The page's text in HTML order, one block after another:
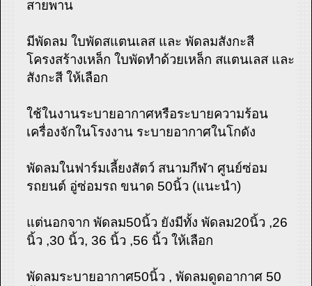
สายพาน
มีพัดลม ใบพัดสแตนเลส และ พัดลมสังกะสี
โครงสร้างเหล็ก ใบพัดทำด้วยเหล็ก สแตนเลส และ
สังกะสี ให้เลือก
ใช้ในงานระบายอากาศหรือระบายความร้อน
เครื่องจักในโรงงาน ระบายอากาศในโกดัง
พัดลมในฟาร์มเลี้ยงสัตว์ สนามกีฬา ศูนย์ซ่อม
รถยนต์ อู่ซ่อมรถ ขนาด 50นิ้ว (แนะนำ)
แต่นอกจาก พัดลม50นิ้ว ยังมีทั้ง พัดลม20นิ้ว ,26
นิ้ว ,30 นิ้ว, 36 นิ้ว ,56 นิ้ว ให้เลือก
พัดลมระบายอากาศ50นิ้ว , พัดลมดูดอากาศ 50